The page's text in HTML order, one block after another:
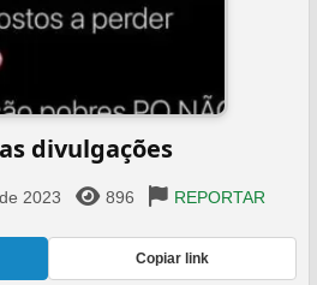
divulgações
2023 896 REPORTAR
Copiar link